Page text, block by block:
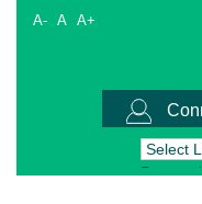
A- A A+